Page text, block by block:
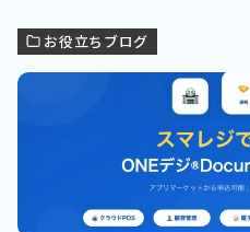
お役立ちブログ